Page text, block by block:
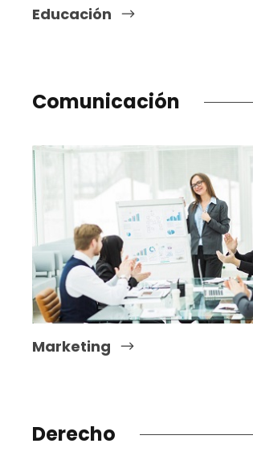
Educación
Comunicación
Marketing
Derecho